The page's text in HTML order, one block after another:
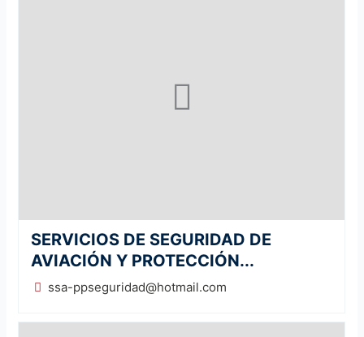
SERVICIOS DE SEGURIDAD DE
AVIACIÓN Y PROTECCIÓN...
ssa-ppseguridad@hotmail.com